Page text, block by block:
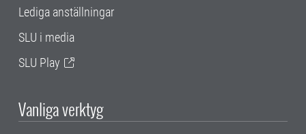
Lediga anställningar
SLU i media
SLU Play
Vanliga verktyg